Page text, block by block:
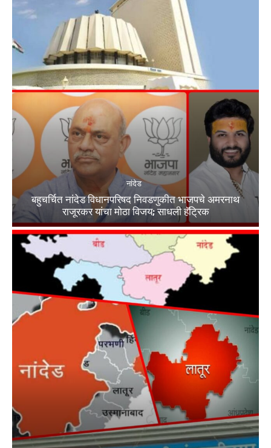
नांदेड
बहुचर्चित नांदेड विधानपरिषद निवडणुकीत भाजपचे अमरनाथ
राजूरकर यांचा मोठा विजय; साधली हॅट्रिक